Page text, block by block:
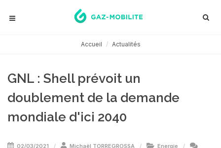
Accueil Actualités
GNL : Shell prévoit un
doublement de la demande
mondiale d'ici 2040
02/03/2021 Michaël TORREGROSSA Energie